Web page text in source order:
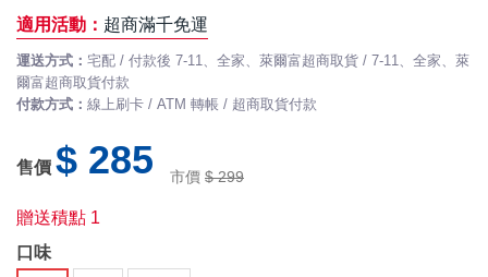
適用活動： 超商滿千免運
運送方式： 宅配 / 付款後 7-11、全家、萊爾富超商取貨 / 7-11、全家、萊
爾富超商取貨付款
付款方式： 線上刷卡 / ATM 轉帳 / 超商取貨付款
售價 $ 285 市價 $ 299
贈送積點 1
口味